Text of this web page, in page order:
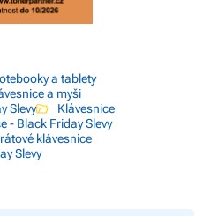
a tablety
a myši
Slevy
Klávesnice
- Black Friday Slevy
klávesnice
Slevy